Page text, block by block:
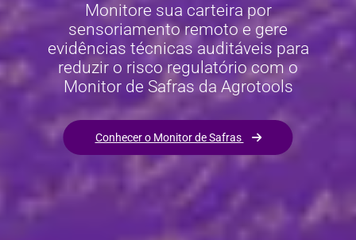
Monitore sua carteira por
sensoriamento remoto e gere
evidências técnicas auditáveis para
reduzir o risco regulatório com o
Monitor de Safras da Agrotools
Conhecer o Monitor de Safras